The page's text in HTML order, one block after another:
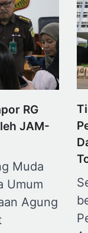
RG
JAM-
Muda
Umum
Agung